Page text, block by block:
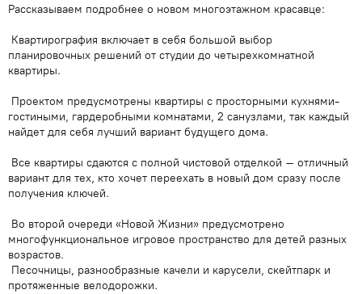
Рассказываем подробнее о новом многоэтажном красавце:
Квартирография включает в себя большой выбор
планировочных решений от студии до четырехкомнатной
квартиры.
Проектом предусмотрены квартиры с просторными кухнями-
гостиными, гардеробными комнатами, 2 санузлами, так каждый
найдет для себя лучший вариант будущего дома.
Все квартиры сдаются с полной чистовой отделкой – отличный
вариант для тех, кто хочет переехать в новый дом сразу после
получения ключей.
Во второй очереди «Новой Жизни» предусмотрено
многофункциональное игровое пространство для детей разных
возрастов.
Песочницы, разнообразные качели и карусели, скейтпарк и
протяженные велодорожки.